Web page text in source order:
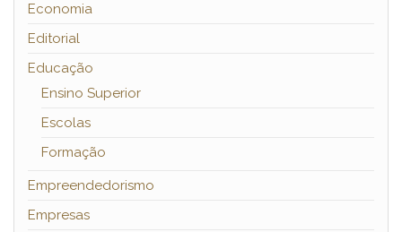
Economia
Editorial
Educação
Ensino Superior
Escolas
Formação
Empreendedorismo
Empresas